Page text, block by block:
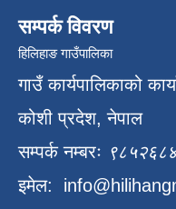
सम्पर्क विवरण
हिलिहाङ गाउँपालिका
गाउँ कार्यपालिकाको
कोशी प्रदेश, नेपाल
सम्पर्क नम्बरः
इमेल: